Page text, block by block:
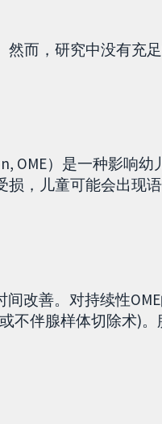
而，研究中没有充
OME）是一种影响
，儿童可能会出现
改善。对持续性
不伴腺样体切除术)